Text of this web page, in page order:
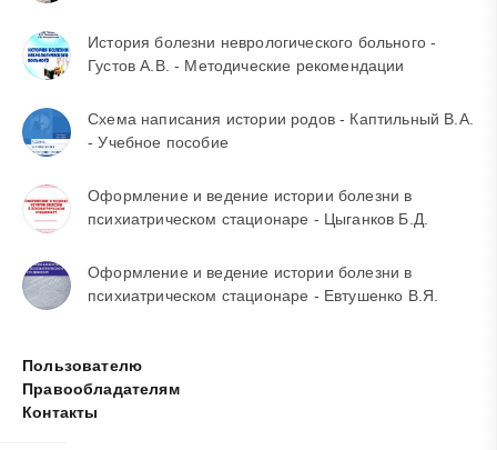
История болезни неврологического больного -
Густов A.B. - Методические рекомендации
Схема написания истории родов - Каптильный В.А.
- Учебное пособие
Оформление и ведение истории болезни в
психиатрическом стационаре - Цыганков Б.Д.
Оформление и ведение истории болезни в
психиатрическом стационаре - Евтушенко В.Я.
Пользователю
Правообладателям
Контакты